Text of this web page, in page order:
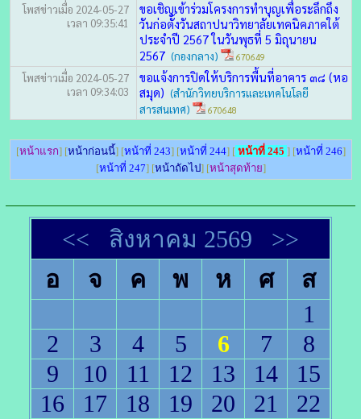
โพสข่าวเมื่อ 2024-05-27
เวลา 09:35:41
ขอเชิญเข้าร่วมโครงการทำบุญเพื่อระลึกถึง
วันก่อตั้งวันสถาปนาวิทยาลัยเทคนิคภาคใต้
ประจำปี 2567 ในวันพุธที่ 5 มิถุนายน
2567 (กองกลาง) 670649
โพสข่าวเมื่อ 2024-05-27
เวลา 09:34:03
ขอแจ้งการปิดให้บริการพื้นที่อาคาร ๓๘ (หอ
สมุด) (สำนักวิทยบริการและเทคโนโลยี
สารสนเทศ)
670648
[หน้าแรก] [หน้าก่อนนี้] [หน้าที่ 243] [หน้าที่ 244] [หน้าที่ 245 ] [หน้าที่ 246]
[หน้าที่ 247] [หน้าถัดไป] [หน้าสุดท้าย]